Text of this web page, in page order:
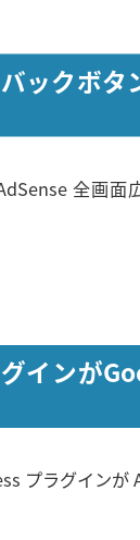
ックボタ
全画
インが
プラグインが